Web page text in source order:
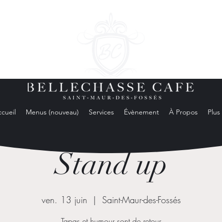
Menus (nouveau) Services Évènement À Propos Plus
Stand up
ven. 13 juin
  |
Saint-Maur-des-Fossés